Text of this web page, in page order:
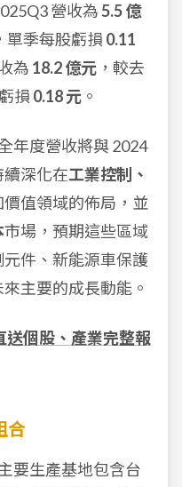
營收為5.5 億
單季每股虧損 0.11
為 18.2 億元 ，較去
損 0.18 元 。
年度營收將與 2024
深化在工業控制、
價值領域的佈局，並
市場，預期這些區域
件、新能源車保護
主要的成長動能。
送個股、產業完整報
合
要生產基地包含台